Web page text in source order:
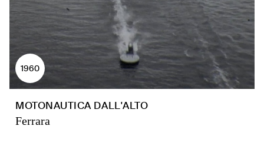
1960
MOTONAUTICA DALL'ALTO
Ferrara